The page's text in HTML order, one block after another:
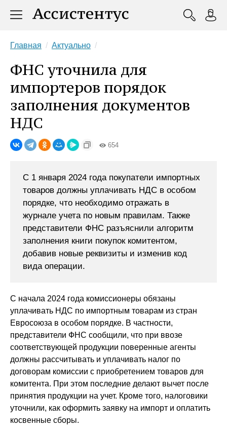
Главная Актуально
ФНС уточнила для
импортеров порядок
заполнения документов
НДС
654
С 1 января 2024 года покупатели импортных
товаров должны уплачивать НДС в особом
порядке, что необходимо отражать в
журнале учета по новым правилам. Также
представители ФНС разъяснили алгоритм
заполнения книги покупок комитентом,
добавив новые реквизиты и изменив код
вида операции.
С начала 2024 года комиссионеры обязаны
уплачивать НДС по импортным товарам из стран
Евросоюза в особом порядке. В частности,
представители ФНС сообщили, что при ввозе
соответствующей продукции поверенные агенты
должны рассчитывать и уплачивать налог по
договорам комиссии с приобретением товаров для
комитента. При этом последние делают вычет после
принятия продукции на учет. Кроме того, налоговики
уточнили, как оформить заявку на импорт и оплатить
косвенные сборы.